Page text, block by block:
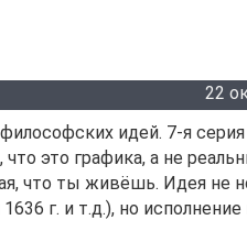
22
идей. 7-я
это графика, а не
что ты живёшь. Идея не
г. и т.д.), но